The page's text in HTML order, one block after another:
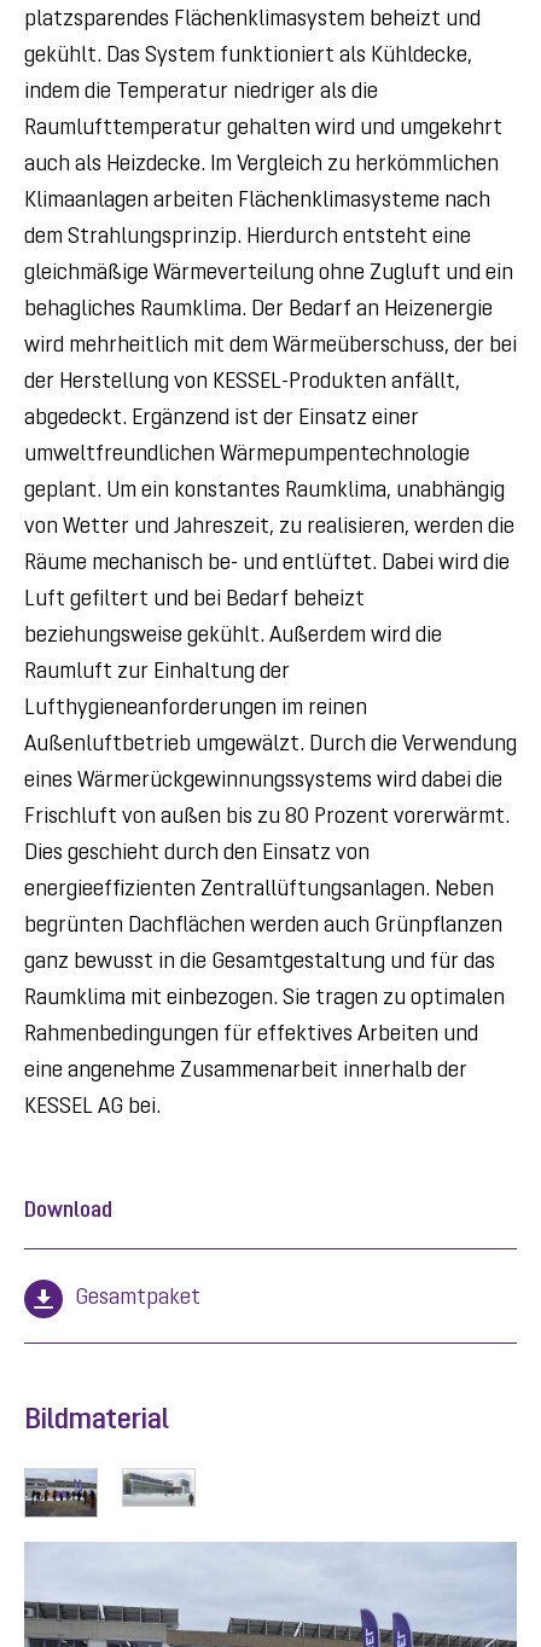
platzsparendes Flächenklimasystem beheizt und
gekühlt. Das System funktioniert als Kühldecke,
indem die Temperatur niedriger als die
Raumlufttemperatur gehalten wird und umgekehrt
auch als Heizdecke. Im Vergleich zu herkömmlichen
Klimaanlagen arbeiten Flächenklimasysteme nach
dem Strahlungsprinzip. Hierdurch entsteht eine
gleichmäßige Wärmeverteilung ohne Zugluft und ein
behagliches Raumklima. Der Bedarf an Heizenergie
wird mehrheitlich mit dem Wärmeüberschuss, der bei
der Herstellung von KESSEL-Produkten anfällt,
abgedeckt. Ergänzend ist der Einsatz einer
umweltfreundlichen Wärmepumpentechnologie
geplant. Um ein konstantes Raumklima, unabhängig
von Wetter und Jahreszeit, zu realisieren, werden die
Räume mechanisch be- und entlüftet. Dabei wird die
Luft gefiltert und bei Bedarf beheizt
beziehungsweise gekühlt. Außerdem wird die
Raumluft zur Einhaltung der
Lufthygieneanforderungen im reinen
Außenluftbetrieb umgewälzt. Durch die Verwendung
eines Wärmerückgewinnungssystems wird dabei die
Frischluft von außen bis zu 80 Prozent vorerwärmt.
Dies geschieht durch den Einsatz von
energieeffizienten Zentrallüftungsanlagen. Neben
begrünten Dachflächen werden auch Grünpflanzen
ganz bewusst in die Gesamtgestaltung und für das
Raumklima mit einbezogen. Sie tragen zu optimalen
Rahmenbedingungen für effektives Arbeiten und
eine angenehme Zusammenarbeit innerhalb der
KESSEL AG bei.
Download
Gesamtpaket
Bildmaterial